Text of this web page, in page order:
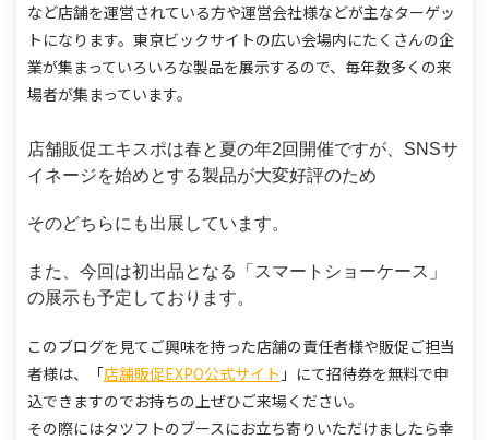
など店舗を運営されている方や運営会社様などが主なターゲッ
トになります。 東京ビックサイトの広い会場内にたくさんの企
業が集まっていろいろな製品を展示するので、毎年数多くの来
場者が集まっています。
店舗販促エキスポは春と夏の年2回開催ですが、SNSサ
イネージを始めとする製品が大変好評のため
そのどちらにも出展しています。
また、今回は初出品となる「スマートショーケース」
の展示も予定しております。
このブログを見てご興味を持った店舗の責任者様や販促ご担当
者様は、
「店舗販促EXPO公式サイト 」にて招待券を無料で申
込できますのでお持ちの上ぜひご来場ください。
その際にはタツフトのブースにお立ち寄りいただけましたら幸